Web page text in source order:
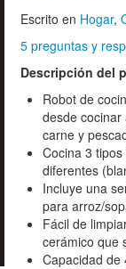
Escrito en Hogar,
5 preguntas y
Descripción del
Robot de
desde
carne y
Cocina 3
diferentes
Incluye una
para arroz/
Fácil de
cerámico que
Capacidad de